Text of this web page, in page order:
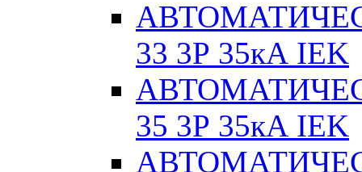
33 3Р 35кА IEK
35 3Р 35кА IEK